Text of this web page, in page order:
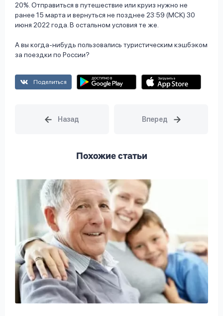
20%. Отправиться в путешествие или круиз нужно не
ранее 15 марта и вернуться не позднее 23:59 (МСК) 30
июня 2022 года. В остальном условия те же.
А вы когда-нибудь пользовались туристическим кэшбэком
за поездки по России?
Поделиться
Похожие статьи